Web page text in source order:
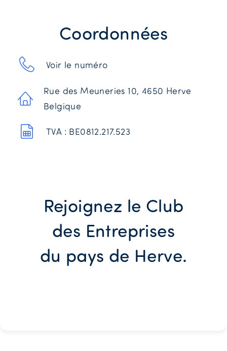
Coordonnées
Voir le numéro
Rue des Meuneries 10, 4650 Herve
Belgique
TVA : BE0812.217.523
Rejoignez le Club
des Entreprises
du pays de Herve.